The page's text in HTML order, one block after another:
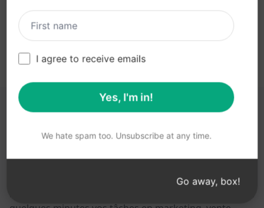
CES LIENS PEUVENT VOUS ÊTRE UTILES
AIPRM est un outil de gestion de prompts et une
I agree to receive emails
Yes, I'm in!
We hate spam too. Unsubscribe at any time.
Go away, box!